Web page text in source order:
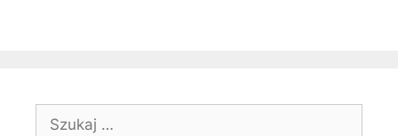
Szukaj: